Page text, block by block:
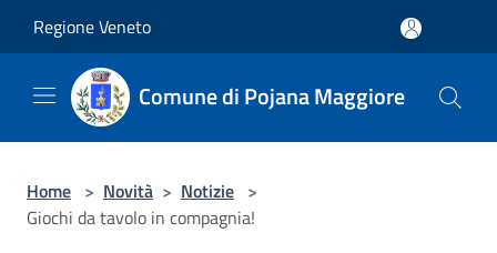
Regione Veneto
Comune di Pojana Maggiore
Home > Novità > Notizie >
Giochi da tavolo in compagnia!